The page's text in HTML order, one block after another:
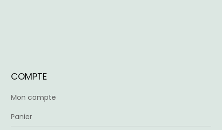
COMPTE
Mon compte
Panier